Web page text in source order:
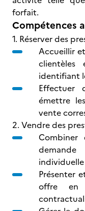
forfait.
Compétences
1. Réserver des
Accueillir
identifiant
Effectuer
émettre
vente
2. Vendre des
individuelle
Présenter
offre en